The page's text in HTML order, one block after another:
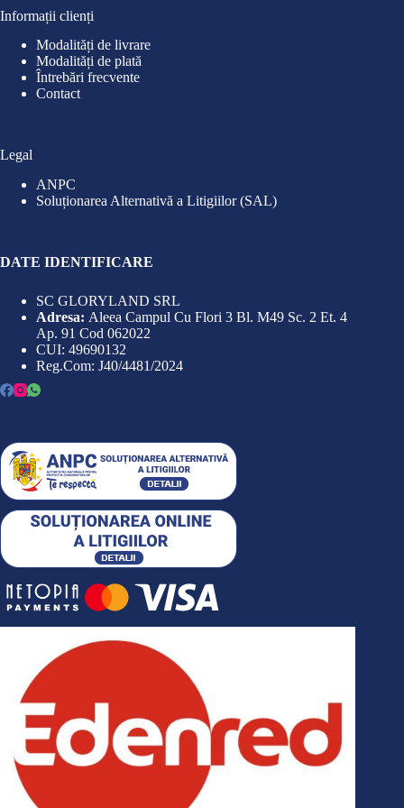
Informații clienți
Modalități de livrare
Modalități de plată
Întrebări frecvente
Contact
Legal
ANPC
Soluționarea Alternativă a Litigiilor (SAL)
DATE IDENTIFICARE
SC GLORYLAND SRL
Adresa: Aleea Campul Cu Flori 3 Bl. M49 Sc. 2 Et. 4
Ap. 91 Cod 062022
CUI: 49690132
Reg.Com: J40/4481/2024